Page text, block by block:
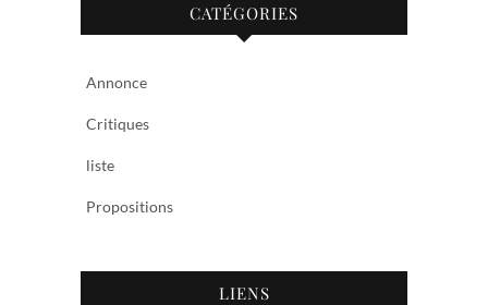
CATÉGORIES
Annonce
Critiques
liste
Propositions
LIENS